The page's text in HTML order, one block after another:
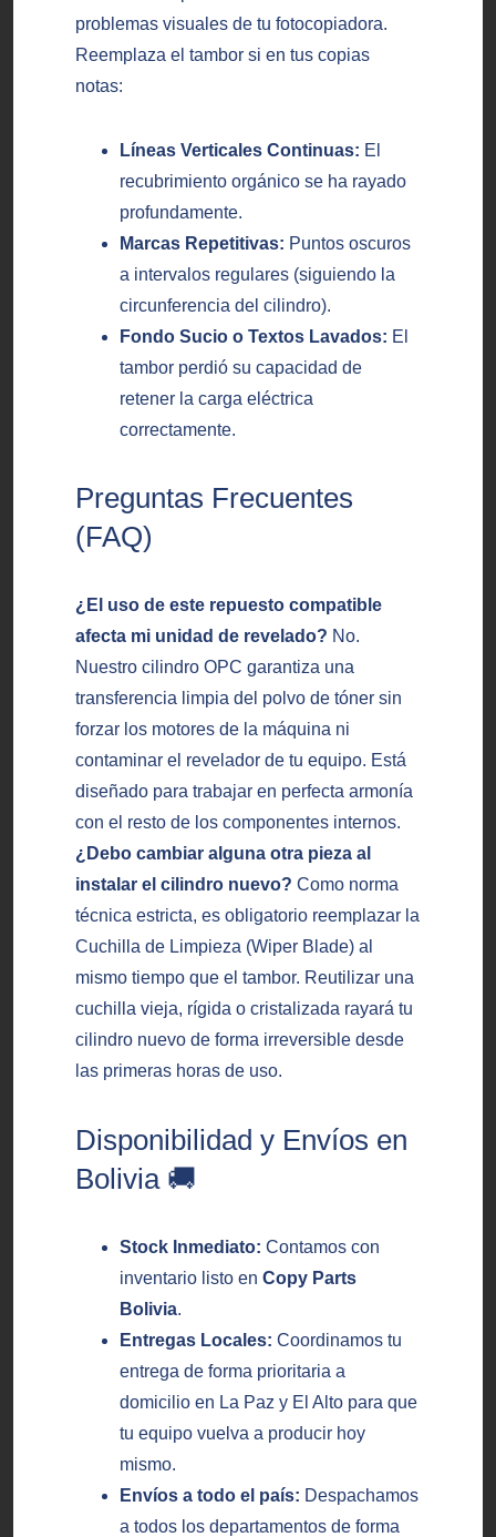
problemas visuales de tu fotocopiadora.
Reemplaza el tambor si en tus copias
notas:
Líneas Verticales Continuas: El
recubrimiento orgánico se ha rayado
profundamente.
Marcas Repetitivas: Puntos oscuros
a intervalos regulares (siguiendo la
circunferencia del cilindro).
Fondo Sucio o Textos Lavados: El
tambor perdió su capacidad de
retener la carga eléctrica
correctamente.
Preguntas Frecuentes
(FAQ)
¿El uso de este repuesto compatible
afecta mi unidad de revelado? No.
Nuestro cilindro OPC garantiza una
transferencia limpia del polvo de tóner sin
forzar los motores de la máquina ni
contaminar el revelador de tu equipo. Está
diseñado para trabajar en perfecta armonía
con el resto de los componentes internos.
¿Debo cambiar alguna otra pieza al
instalar el cilindro nuevo? Como norma
técnica estricta, es obligatorio reemplazar la
Cuchilla de Limpieza (Wiper Blade) al
mismo tiempo que el tambor. Reutilizar una
cuchilla vieja, rígida o cristalizada rayará tu
cilindro nuevo de forma irreversible desde
las primeras horas de uso.
Disponibilidad y Envíos en
Bolivia 🚚
Stock Inmediato: Contamos con
inventario listo enCopy Parts
Bolivia.
Entregas Locales: Coordinamos tu
entrega de forma prioritaria a
domicilio en La Paz y El Alto para que
tu equipo vuelva a producir hoy
mismo.
Envíos a todo el país: Despachamos
a todos los departamentos de forma